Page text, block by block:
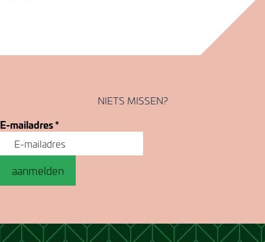
NIETS MISSEN?
E-mailadres*
aanmelden